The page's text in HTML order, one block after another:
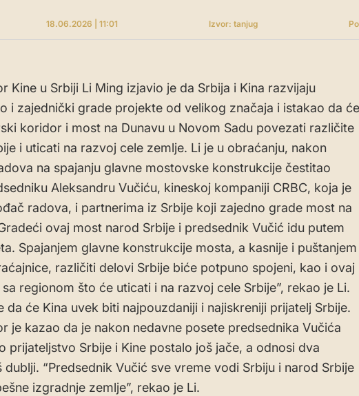
18.06.2026 | 11:01 Izvor: tanjug
Kine u Srbiji Li Ming izjavio je da Srbija i Kina razvijaju
i zajednički grade projekte od velikog značaja i istakao da će
koridor i most na Dunavu u Novom Sadu povezati različite
i uticati na razvoj cele zemlje. Li je u obraćanju, nakon
na spajanju glavne mostovske konstrukcije čestitao
Aleksandru Vučiću, kineskoj kompaniji CRBC, koja je
radova, i partnerima iz Srbije koji zajedno grade most na
ovaj most narod Srbije i predsednik Vučić idu putem
Spajanjem glavne konstrukcije mosta, a kasnije i puštanjem
različiti delovi Srbije biće potpuno spojeni, kao i ovaj
regionom što će uticati i na razvoj cele Srbije”, rekao je Li.
da će Kina uvek biti najpouzdaniji i najiskreniji prijatelj Srbije.
je kazao da je nakon nedavne posete predsednika Vučića
prijateljstvo Srbije i Kine postalo još jače, a odnosi dva
dublji. “Predsednik Vučić sve vreme vodi Srbiju i narod Srbije
izgradnje zemlje”, rekao je Li.